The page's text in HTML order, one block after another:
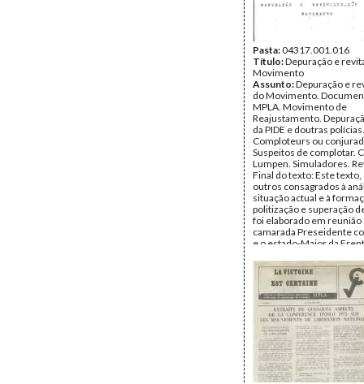
Pasta:04317.001.016
Título:Depuração e
Movimento
Assunto:Depuração e
do Movimento.
MPLA. Movimento de
Reajustamento.
da PIDE e doutras polícias.
Comploteurs ou
Suspeitos de complotar.
Lumpen. Simuladores.
Final do texto: Este
outros consagrados à
situação actual e à
politização e superação
foi elaborado em reunião
camarada Preseidente
e o estado-Maior da
Fundo:Arquivo Mário
Andrade
Tipo Documental:
Página(s):5